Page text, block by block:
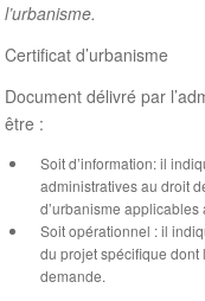
l’urbanisme.
Certificat d’urbanisme
Document délivré par
être :
Soit d’information: il
administratives au droit
d’urbanisme applicables
Soit opérationnel : il
du projet spécifique dont
demande.